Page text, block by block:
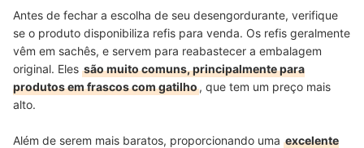
Antes de fechar a escolha de seu desengordurante, verifique
se o produto disponibiliza refis para venda. Os refis geralmente
vêm em sachês, e servem para reabastecer a embalagem
original. Eles são muito comuns, principalmente para
produtos em frascos com gatilho, que tem um preço mais
alto.
Além de serem mais baratos, proporcionando uma excelente